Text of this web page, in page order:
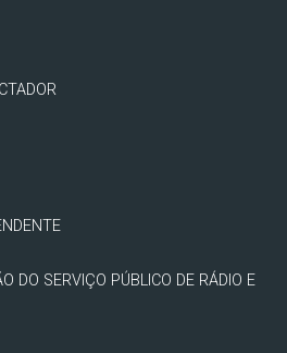
DO SERVIÇO PÚBLICO DE RÁDIO E